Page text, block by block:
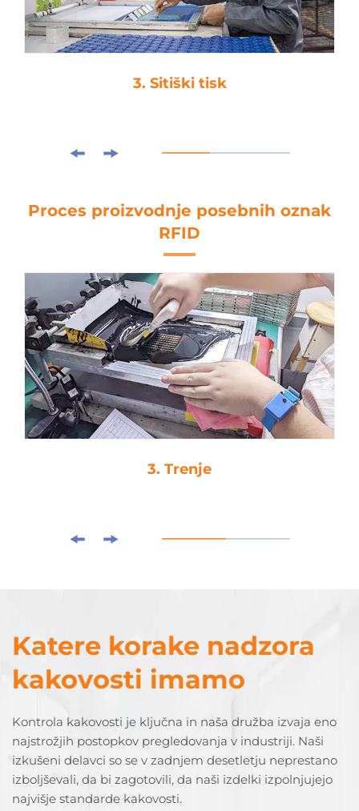
3. Sitiški tisk
Proces proizvodnje posebnih oznak
RFID
3. Trenje
Katere korake nadzora
kakovosti imamo
Kontrola kakovosti je ključna in naša družba izvaja eno
najstrožjih postopkov pregledovanja v industriji. Naši
izkušeni delavci so se v zadnjem desetletju neprestano
izboljševali, da bi zagotovili, da naši izdelki izpolnjujejo
najvišje standarde kakovosti.